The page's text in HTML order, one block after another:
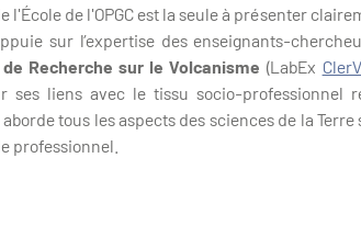
l'École de l'OPGC est la seule à présenter
sur l’expertise des enseignants-
Recherche sur le Volcanisme (LabEx
ses liens avec le tissu socio-professionnel
tous les aspects des sciences de la
professionnel.